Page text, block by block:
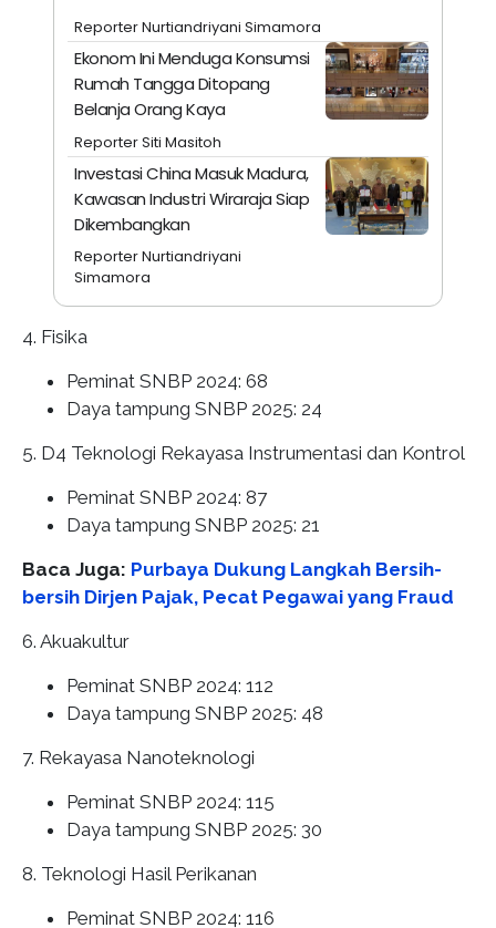
Reporter Nurtiandriyani Simamora
Ekonom Ini Menduga Konsumsi
Rumah Tangga Ditopang
Belanja Orang Kaya
Reporter Siti Masitoh
Investasi China Masuk Madura,
Kawasan Industri Wiraraja Siap
Dikembangkan
Reporter Nurtiandriyani
Simamora
4. Fisika
Peminat SNBP 2024: 68
Daya tampung SNBP 2025: 24
5. D4 Teknologi Rekayasa Instrumentasi dan Kontrol
Peminat SNBP 2024: 87
Daya tampung SNBP 2025: 21
Baca Juga: Purbaya Dukung Langkah Bersih-
bersih Dirjen Pajak, Pecat Pegawai yang Fraud
6. Akuakultur
Peminat SNBP 2024: 112
Daya tampung SNBP 2025: 48
7. Rekayasa Nanoteknologi
Peminat SNBP 2024: 115
Daya tampung SNBP 2025: 30
8. Teknologi Hasil Perikanan
Peminat SNBP 2024: 116